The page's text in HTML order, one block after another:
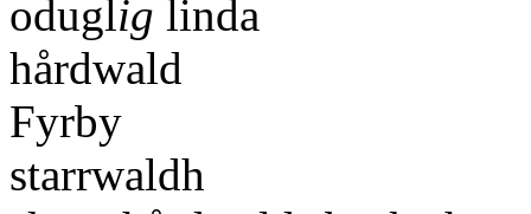
oduglig linda
hårdwald
Fyrby
starrwaldh